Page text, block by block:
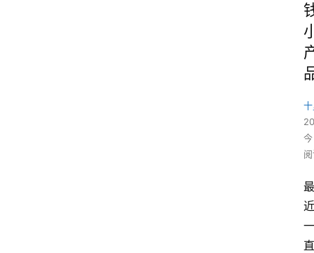
最
近
一
直